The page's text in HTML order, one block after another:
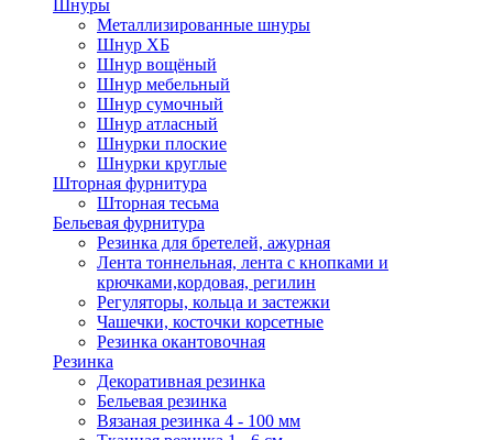
Шнуры
Металлизированные шнуры
Шнур ХБ
Шнур вощёный
Шнур мебельный
Шнур сумочный
Шнур атласный
Шнурки плоские
Шнурки круглые
Шторная фурнитура
Шторная тесьма
Бельевая фурнитура
Резинка для бретелей, ажурная
Лента тоннельная, лента с кнопками и
крючками,кордовая, регилин
Регуляторы, кольца и застежки
Чашечки, косточки корсетные
Резинка окантовочная
Резинка
Декоративная резинка
Бельевая резинка
Вязаная резинка 4 - 100 мм